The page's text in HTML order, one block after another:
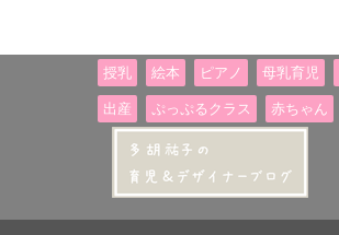
授乳 絵本 ピアノ 母乳育児
出産 ぷっぷるクラス 赤ちゃん